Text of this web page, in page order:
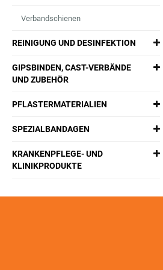
Verbandschienen
REINIGUNG UND DESINFEKTION
GIPSBINDEN, CAST-VERBÄNDE
UND ZUBEHÖR
PFLASTERMATERIALIEN
SPEZIALBANDAGEN
KRANKENPFLEGE- UND
KLINIKPRODUKTE